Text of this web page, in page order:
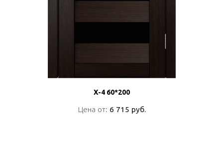
Х-4 60*200
Цена от: 6 715 руб.
Х-4 60*200
Цена от: 6 715 руб.